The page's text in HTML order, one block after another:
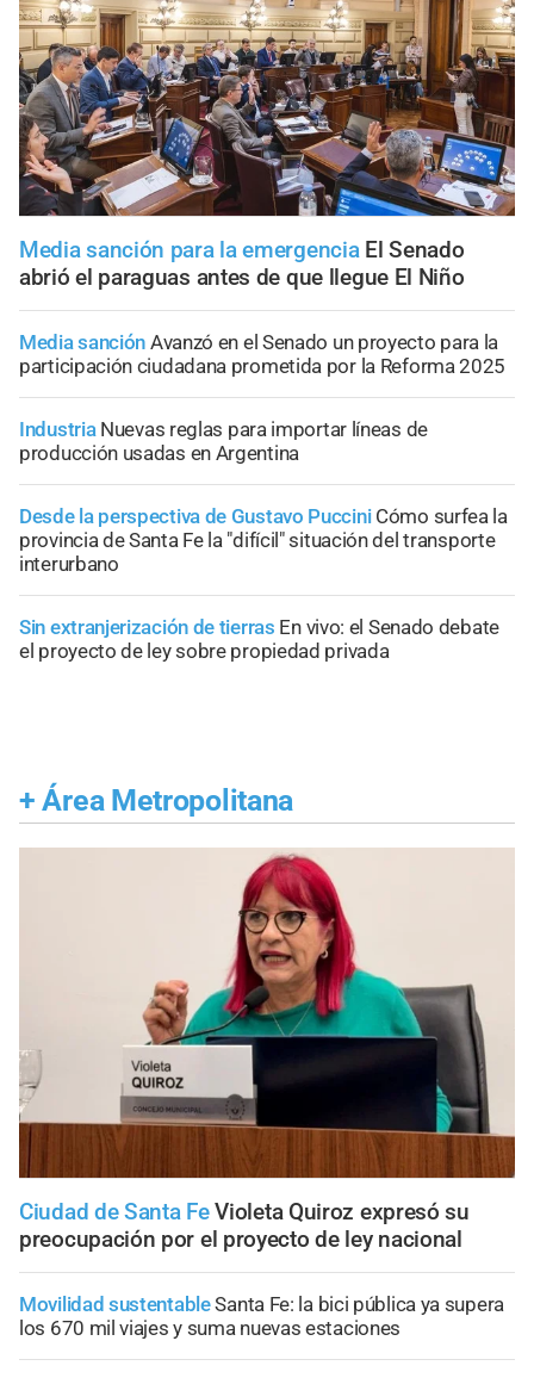
Media sanción para la emergencia El Senado
abrió el paraguas antes de que llegue El Niño
Media sanción Avanzó en el Senado un proyecto para la
participación ciudadana prometida por la Reforma 2025
Industria Nuevas reglas para importar líneas de
producción usadas en Argentina
Desde la perspectiva de Gustavo Puccini Cómo surfea la
provincia de Santa Fe la "difícil" situación del transporte
interurbano
Sin extranjerización de tierras En vivo: el Senado debate
el proyecto de ley sobre propiedad privada
+ Área Metropolitana
Ciudad de Santa Fe Violeta Quiroz expresó su
preocupación por el proyecto de ley nacional
Movilidad sustentableSanta Fe: la bici pública ya supera
los 670 mil viajes y suma nuevas estaciones